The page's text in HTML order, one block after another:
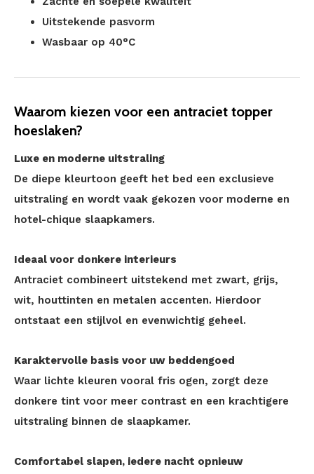
Uitstekende pasvorm
Wasbaar op 40°C
Waarom kiezen voor een antraciet topper
hoeslaken?
Luxe en moderne uitstraling
De diepe kleurtoon geeft het bed een exclusieve
uitstraling en wordt vaak gekozen voor moderne en
hotel-chique slaapkamers.
Ideaal voor donkere interieurs
Antraciet combineert uitstekend met zwart, grijs,
wit, houttinten en metalen accenten. Hierdoor
ontstaat een stijlvol en evenwichtig geheel.
Karaktervolle basis voor uw beddengoed
Waar lichte kleuren vooral fris ogen, zorgt deze
donkere tint voor meer contrast en een krachtigere
uitstraling binnen de slaapkamer.
Comfortabel slapen, iedere nacht opnieuw